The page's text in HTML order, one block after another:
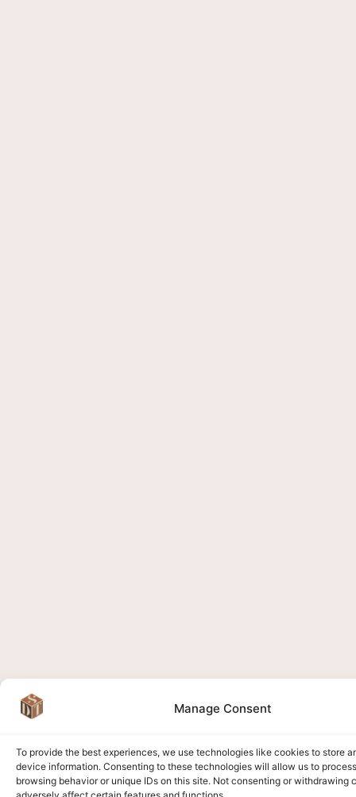
Manage Consent
To provide the best experiences, we use technologies like cookies to store
device information. Consenting to these technologies will allow us to
browsing behavior or unique IDs on this site. Not consenting or withdrawing